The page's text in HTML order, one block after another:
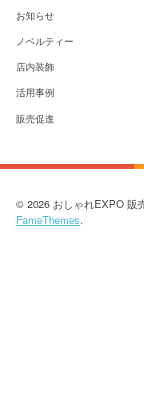
お知らせ
ノベルティー
店内装飾
活用事例
販売促進
© 2026 おしゃれEXPO 販
FameThemes.